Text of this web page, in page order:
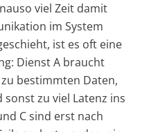
viel Zeit damit
im System
ist es oft eine
Dienst A braucht
bestimmten Daten,
zu viel Latenz ins
C sind erst nach